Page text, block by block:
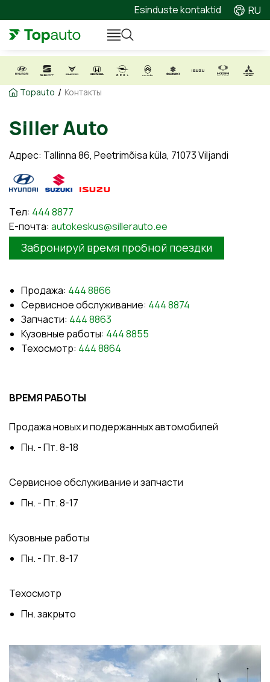
Esinduste kontaktid RU
Topauto / Контакты
Siller Auto
Адрес: Tallinna 86, Peetrimõisa küla, 71073 Viljandi
Tел: 444 8877
E-почта: autokeskus@sillerauto.ee
Забронируй время пробной поездки
Продажа: 444 8866
Сервисное обслуживание: 444 8874
Запчасти: 444 8863
Кузовные работы: 444 8855
Техосмотр: 444 8864
ВРЕМЯ РАБОТЫ
Продажа новых и подержанных автомобилей
Пн. - Пт. 8-18
Сервисное обслуживание и запчасти
Пн. - Пт. 8-17
Кузовные работы
Пн. - Пт. 8-17
Техосмотр
Пн. закрытo